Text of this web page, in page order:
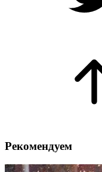
Рекомендуем